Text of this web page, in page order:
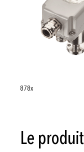
878x
Le produit